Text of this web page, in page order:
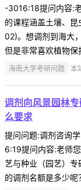
-3016:18提问内容:
的课程涵盖土壤、
02)。想调剂到海大
但是非常喜欢植物保
海南大学考研问题 本
调剂向风景园林
么要求
提问问题:调剂咨询
6:19提问内容:老师
艺与种业（园艺）
的调剂名额是多少